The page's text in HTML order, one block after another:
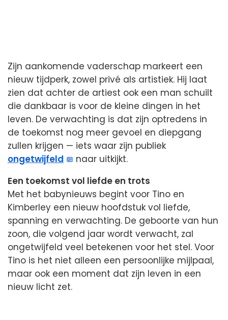
Zijn aankomende vaderschap markeert een
nieuw tijdperk, zowel privé als artistiek. Hij laat
zien dat achter de artiest ook een man schuilt
die dankbaar is voor de kleine dingen in het
leven. De verwachting is dat zijn optredens in
de toekomst nog meer gevoel en diepgang
zullen krijgen — iets waar zijn publiek
ongetwijfeld
naar uitkijkt.
Een toekomst vol liefde en trots
Met het babynieuws begint voor Tino en
Kimberley een nieuw hoofdstuk vol liefde,
spanning en verwachting. De geboorte van hun
zoon, die volgend jaar wordt verwacht, zal
ongetwijfeld veel betekenen voor het stel. Voor
Tino is het niet alleen een persoonlijke mijlpaal,
maar ook een moment dat zijn leven in een
nieuw licht zet.